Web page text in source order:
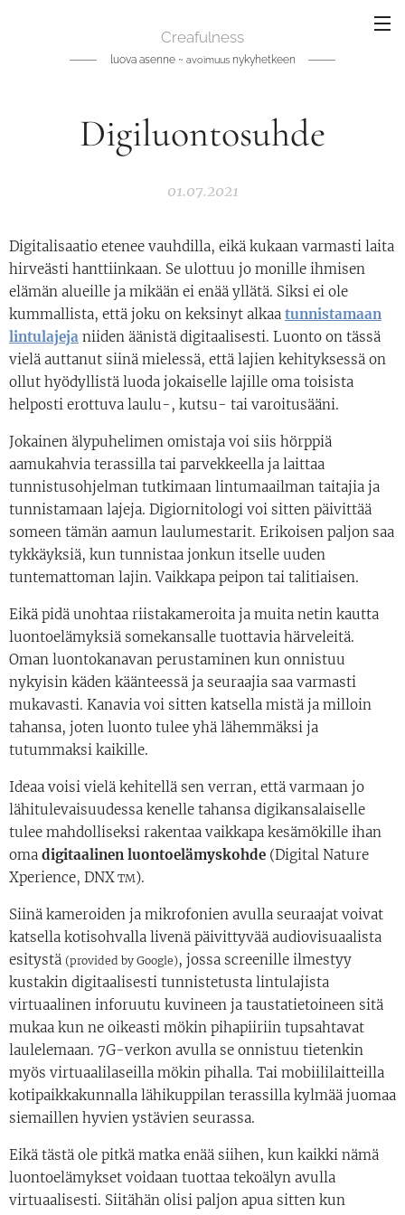
Creafulness
luova asenne ~ avoimuusnykyhetkeen
Digiluontosuhde
01.07.2021
Digitalisaatio etenee vauhdilla, eikä kukaan varmasti laita
hirveästi hanttiinkaan. Se ulottuu jo monille ihmisen
elämän alueille ja mikään ei enää yllätä. Siksi ei ole
kummallista, että joku on keksinyt alkaa tunnistamaan
lintulajeja niiden äänistä digitaalisesti. Luonto on tässä
vielä auttanut siinä mielessä, että lajien kehityksessä on
ollut hyödyllistä luoda jokaiselle lajille oma toisista
helposti erottuva laulu-, kutsu- tai varoitusääni.
Jokainen älypuhelimen omistaja voi siis hörppiä
aamukahvia terassilla tai parvekkeella ja laittaa
tunnistusohjelman tutkimaan lintumaailman taitajia ja
tunnistamaan lajeja. Digiornitologi voi sitten päivittää
someen tämän aamun laulumestarit. Erikoisen paljon saa
tykkäyksiä, kun tunnistaa jonkun itselle uuden
tuntemattoman lajin. Vaikkapa peipon tai talitiaisen.
Eikä pidä unohtaa riistakameroita ja muita netin kautta
luontoelämyksiä somekansalle tuottavia härveleitä.
Oman luontokanavan perustaminen kun onnistuu
nykyisin käden käänteessä ja seuraajia saa varmasti
mukavasti. Kanavia voi sitten katsella mistä ja milloin
tahansa, joten luonto tulee yhä lähemmäksi ja
tutummaksi kaikille.
Ideaa voisi vielä kehitellä sen verran, että varmaan jo
lähitulevaisuudessa kenelle tahansa digikansalaiselle
tulee mahdolliseksi rakentaa vaikkapa kesämökille ihan
oma digitaalinen luontoelämyskohde (Digital Nature
Xperience, DNX TM).
Siinä kameroiden ja mikrofonien avulla seuraajat voivat
katsella kotisohvalla livenä päivittyvää audiovisuaalista
esitystä (provided by Google), jossa screenille ilmestyy
kustakin digitaalisesti tunnistetusta lintulajista
virtuaalinen inforuutu kuvineen ja taustatietoineen sitä
mukaa kun ne oikeasti mökin pihapiiriin tupsahtavat
laulelemaan. 7G-verkon avulla se onnistuu tietenkin
myös virtuaalilaseilla mökin pihalla. Tai mobiililaitteilla
kotipaikkakunnalla lähikuppilan terassilla kylmää juomaa
siemaillen hyvien ystävien seurassa.
Eikä tästä ole pitkä matka enää siihen, kun kaikki nämä
luontoelämykset voidaan tuottaa tekoälyn avulla
virtuaalisesti. Siitähän olisi paljon apua sitten kun